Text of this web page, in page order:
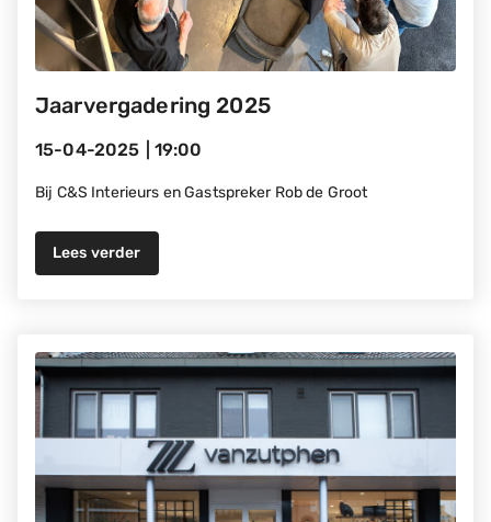
Jaarvergadering 2025
15-04-2025 19:00
Bij C&S Interieurs en Gastspreker Rob de Groot
Lees verder